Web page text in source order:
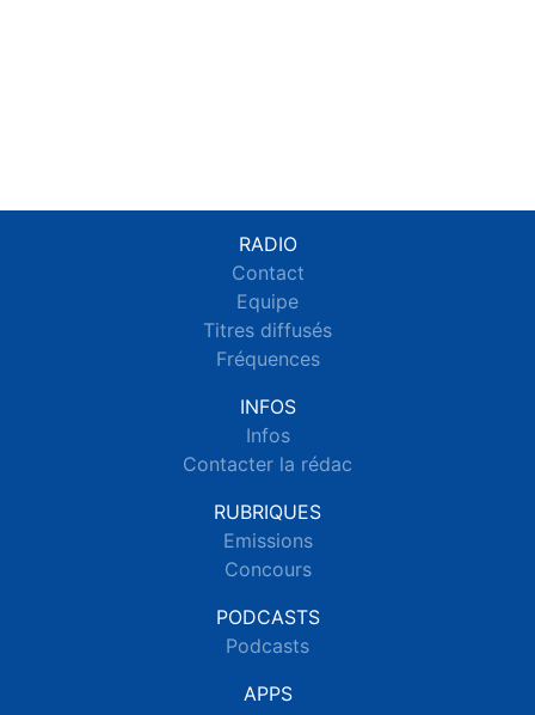
RADIO
Contact
Equipe
Titres diffusés
Fréquences
INFOS
Infos
Contacter la rédac
RUBRIQUES
Emissions
Concours
PODCASTS
Podcasts
APPS